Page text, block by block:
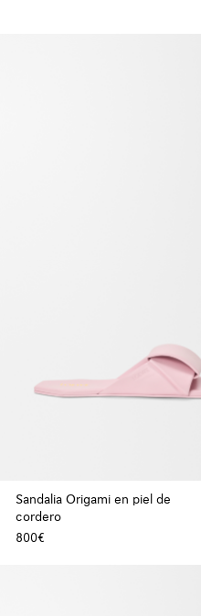
Sandalia Origami en piel de
cordero
800€